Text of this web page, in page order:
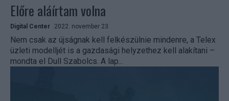
Előre aláírtam volna
Digital Center 2022. november 23.
Nem csak az újságnak kell felkészülnie mindenre, a Telex
üzleti modelljét is a gazdasági helyzethez kell alakítani –
mondta el Dull Szabolcs. A lap...